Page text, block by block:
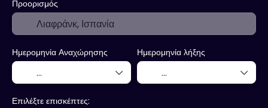
Προορισμός
Ημερομηνία Αναχώρησης Ημερομηνία λήξης
Επιλέξτε επισκέπτες: